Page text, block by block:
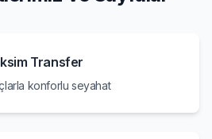
Transfer
konforlu seyahat